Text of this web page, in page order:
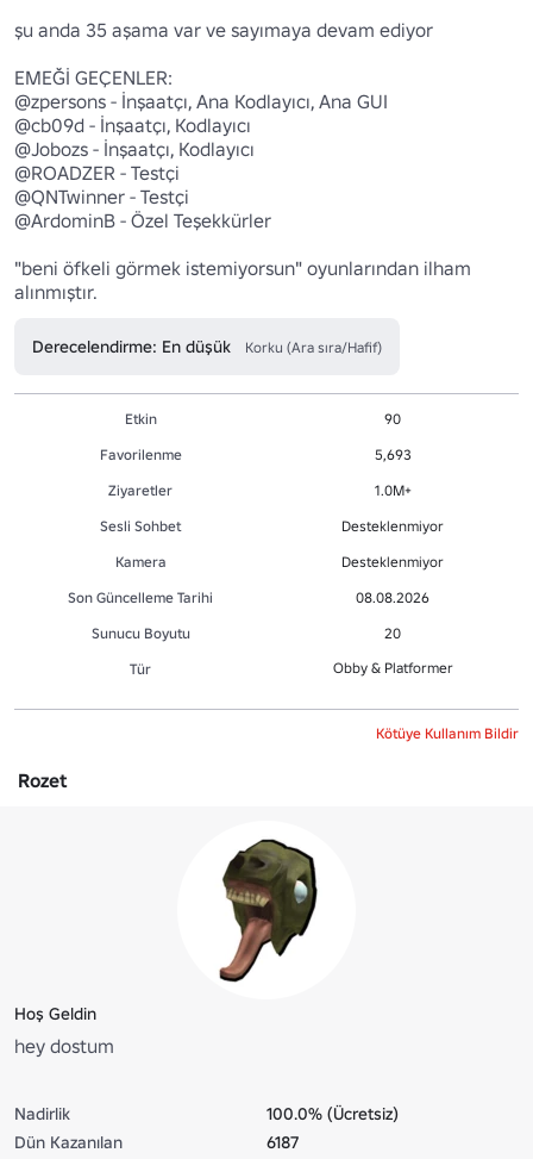
şu anda 35 aşama var ve sayımaya devam ediyor
EMEĞİ GEÇENLER:
@zpersons - İnşaatçı, Ana Kodlayıcı, Ana GUI
@cb09d - İnşaatçı, Kodlayıcı
@Jobozs - İnşaatçı, Kodlayıcı
@ROADZER - Testçi
@QNTwinner - Testçi
@ArdominB - Özel Teşekkürler
"beni öfkeli görmek istemiyorsun" oyunlarından ilham
alınmıştır.
Derecelendirme: En düşük Korku (Ara sıra/Hafif)
Etkin
90
Favorilenme
5,693
Ziyaretler
1.0M+
Sesli Sohbet
Desteklenmiyor
Kamera
Desteklenmiyor
Son Güncelleme Tarihi
08.08.2026
Sunucu Boyutu
20
Tür
Obby & Platformer
Kötüye Kullanım Bildir
Rozet
Hoş Geldin
hey dostum
Nadirlik
100.0% (Ücretsiz)
Dün Kazanılan
6187